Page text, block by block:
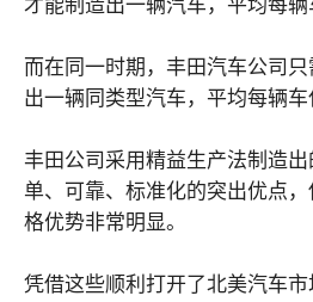
才能制造出一辆汽车，平均每辆
而在同一时期，丰田汽车公司
出一辆同类型汽车，平均每辆车
丰田公司采用精益生产法制造
单、可靠、标准化的突出优点
格优势非常明显。
凭借这些顺利打开了北美汽车